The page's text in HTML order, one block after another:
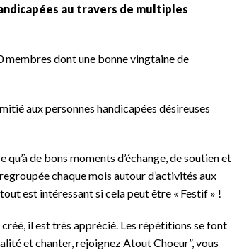
au travers de multiples
membres dont une bonne vingtaine de
aux personnes handicapées désireuses
de bons moments d’échange, de soutien et
chaque mois autour d’activités aux
est intéressant si cela peut être « Festif » !
il est très apprécié. Les répétitions se font
et chanter, rejoignez Atout Choeur”, vous